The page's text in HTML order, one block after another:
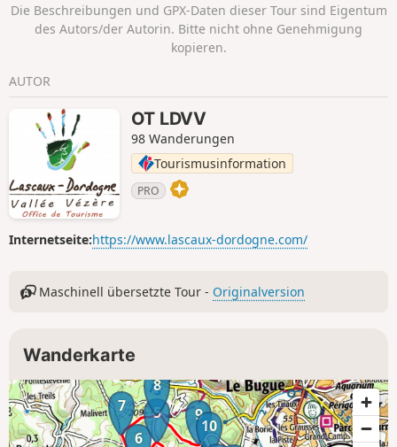
Die Beschreibungen und GPX-Daten dieser Tour sind Eigentum
des Autors/der Autorin. Bitte nicht ohne Genehmigung
kopieren.
AUTOR
OT LDVV
98 Wanderungen
Tourismusinformation
PRO
Internetseite:https://www.lascaux-dordogne.com/
Maschinell übersetzte Tour - Originalversion
Wanderkarte
5
6
7
8
9
10